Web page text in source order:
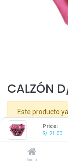
Price:
S/ 21.00
Inicio
CALZÓN
Este producto